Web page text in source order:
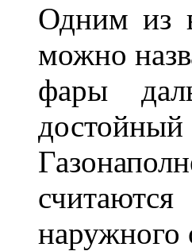
Одним из
можно
фары